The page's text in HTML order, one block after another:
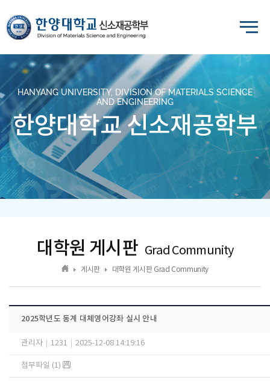
HANYANG UNIVERSITY, DIVISION OF MATERIALS SCIENCE
AND ENGINEERING
한양대학교 신소재공학부
대학원 게시판 Grad Community
게시판 대학원 게시판 Grad Community
2025학년도 동계 대체영어강좌 실시 안내
관리자 1231 2025-12-08 14:19:16
첨부파일 (1)